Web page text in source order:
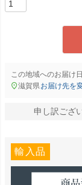
この地域へのお届け
滋賀県お届け先を
申し訳ござ
輸入品